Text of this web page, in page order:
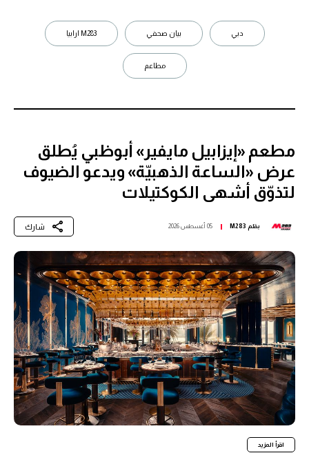
دبي بيان صحفي M283 ارابيا
مطاعم
مطعم «إيزابيل مايفير» أبوظبي يُطلق
عرض «الساعة الذهبيّة» ويدعو الضيوف
لتذوّق أشهى الكوكتيلات
بقلم M283 05 أغسطس 2026 شارك
اقرأ المزيد